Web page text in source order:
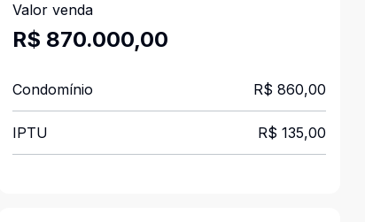
Valor venda
R$ 870.000,00
Condomínio R$ 860,00
IPTU R$ 135,00